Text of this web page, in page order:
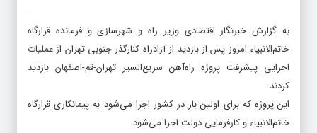
به گزارش خبرنگار اقتصادی وزیر راه و شهرسازی و فرمانده قرارگاه
خاتم‌الانبیاء امروز پس از بازدید از آزادراه کنارگذر جنوبی تهران از عملیات
اجرایی پیشرفت پروژه راه‌آهن سریع‌السیر تهران-قم-اصفهان بازدید
کردند.
این پروژه که برای اولین بار در کشور اجرا می‌شود به پیمانکاری قرارگاه
خاتم‌الانبیاء و کارفرمایی دولت اجرا می‌شود.